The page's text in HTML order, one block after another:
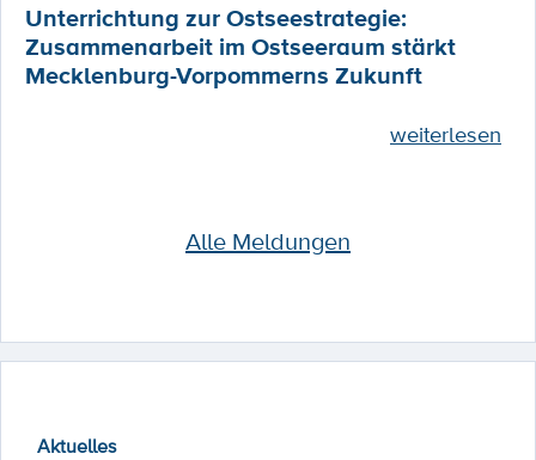
Unterrichtung zur Ostseestrategie:
Zusammenarbeit im Ostseeraum stärkt
Mecklenburg-Vorpommerns Zukunft
weiterlesen
Alle Meldungen
Aktuelles